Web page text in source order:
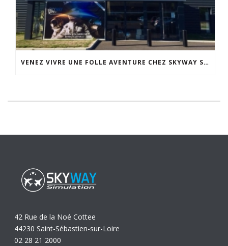
VENEZ VIVRE UNE FOLLE AVENTURE CHEZ SKYWAY SIMULATION.
42 Rue de la Noé Cottee
44230 Saint-Sébastien-sur-Loire
02 28 21 2000